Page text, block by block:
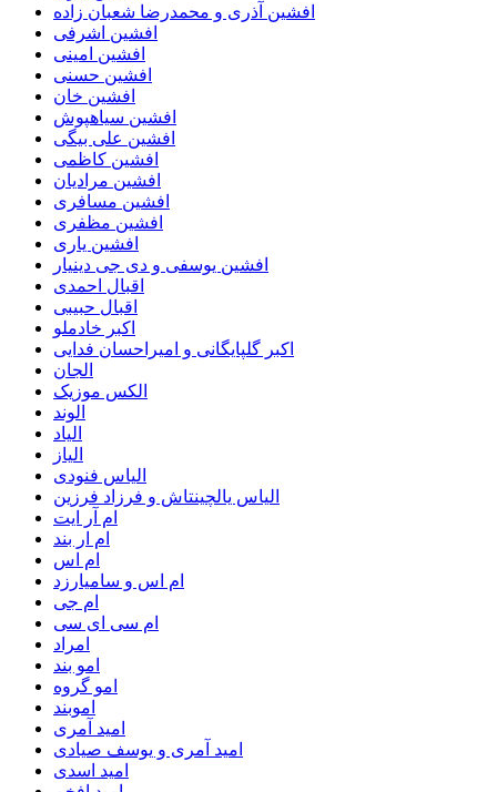
افشین آذری و محمدرضا شعبان زاده
افشین اشرفی
افشین امینی
افشین حسنی
افشین خان
افشین سیاهپوش
افشین علی بیگی
افشین کاظمی
افشین مرادیان
افشین مسافری
افشین مظفری
افشین یاری
افشین یوسفی و دی جی دینیار
اقبال احمدی
اقبال حبیبی
اکبر خادملو
اکبر گلپایگانی و امیراحسان فدایی
الجان
الکس موزیک
الوند
الیاد
الیاز
الیاس فنودی
الیاس یالچینتاش و فرزاد فرزین
ام آر ایت
ام‌ ار بند
ام اس
ام اس و سامیارزد
ام جی
ام سی ای سی
امراد
امو بند
امو گروه
اموبند
امید آمری
امید آمری و یوسف صیادی
امید اسدی